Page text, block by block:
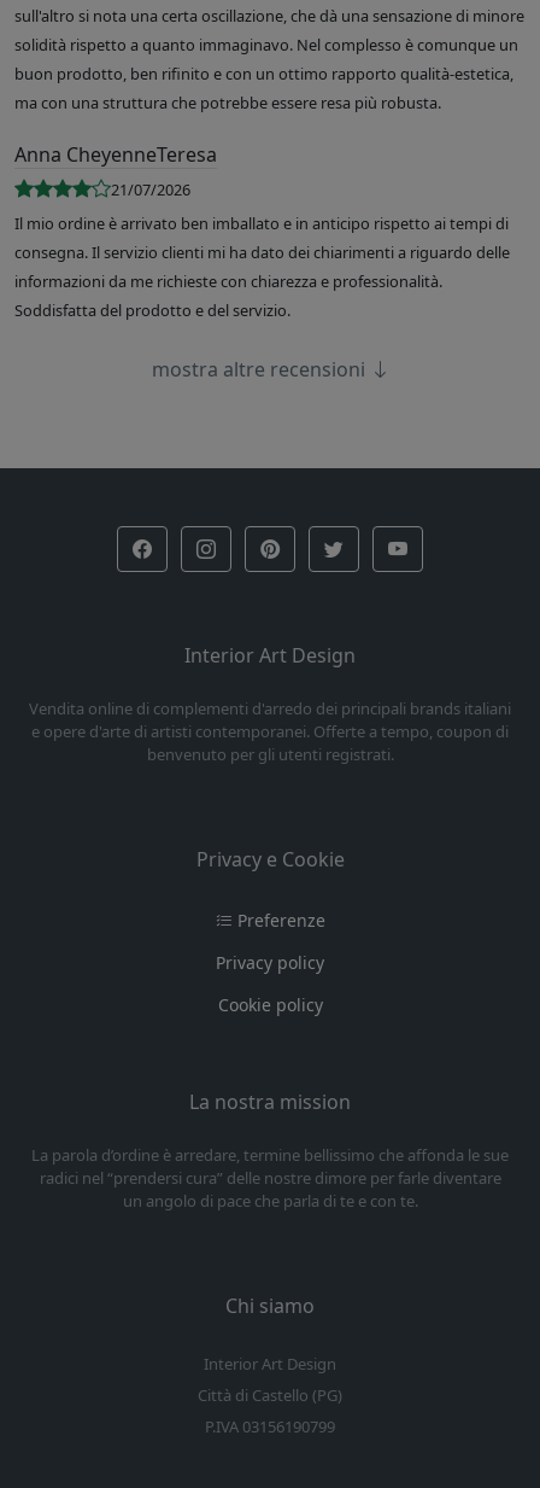
sull'altro si nota una certa oscillazione, che dà una sensazione di minore
solidità rispetto a quanto immaginavo. Nel complesso è comunque un
buon prodotto, ben rifinito e con un ottimo rapporto qualità-estetica,
ma con una struttura che potrebbe essere resa più robusta.
Anna CheyenneTeresa
21/07/2026
Il mio ordine è arrivato ben imballato e in anticipo rispetto ai tempi di
consegna. Il servizio clienti mi ha dato dei chiarimenti a riguardo delle
informazioni da me richieste con chiarezza e professionalità.
Soddisfatta del prodotto e del servizio.
mostra altre recensioni
Interior Art Design
Vendita online di complementi d'arredo dei principali brands italiani
e opere d'arte di artisti contemporanei. Offerte a tempo, coupon di
benvenuto per gli utenti registrati.
Privacy e Cookie
Preferenze
Privacy policy
Cookie policy
La nostra mission
La parola d’ordine è arredare, termine bellissimo che affonda le sue
radici nel “prendersi cura” delle nostre dimore per farle diventare
un angolo di pace che parla di te e con te.
Chi siamo
Interior Art Design
Città di Castello (PG)
P.IVA 03156190799